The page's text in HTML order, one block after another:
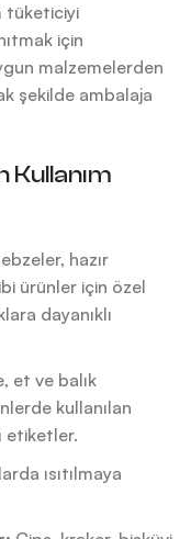
tüketiciyi
için
malzemelerden
şekilde ambalaja
Kullanım
hazır
ürünler için özel
dayanıklı
et ve balık
kullanılan
etiketler.
ısıtılmaya